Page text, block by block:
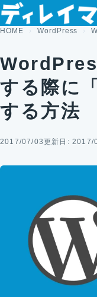
コンテンツへスキップ
HOME WordPress
する際に
する方法
2017/07/03更新日: 2017/